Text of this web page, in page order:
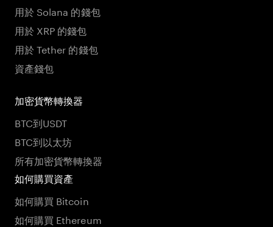
用於 Solana 的錢包
用於 XRP 的錢包
用於 Tether 的錢包
資產錢包
加密貨幣轉換器
BTC到USDT
BTC到以太坊
所有加密貨幣轉換器
如何購買資產
如何購買 Bitcoin
如何購買 Ethereum